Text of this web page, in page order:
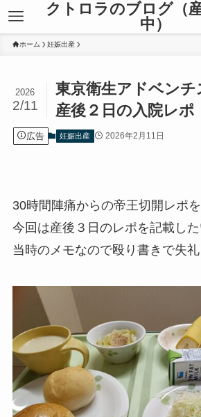
クトロラのブログ（
中）
ホーム 妊娠出産
東京衛生アドベン
産後２日の入院レポ
2026
2/11
広告 妊娠出産 2026年2月11日
30時間陣痛からの帝王切開レポを
今回は産後３日のレポを記載した
当時のメモなので殴り書きで失礼